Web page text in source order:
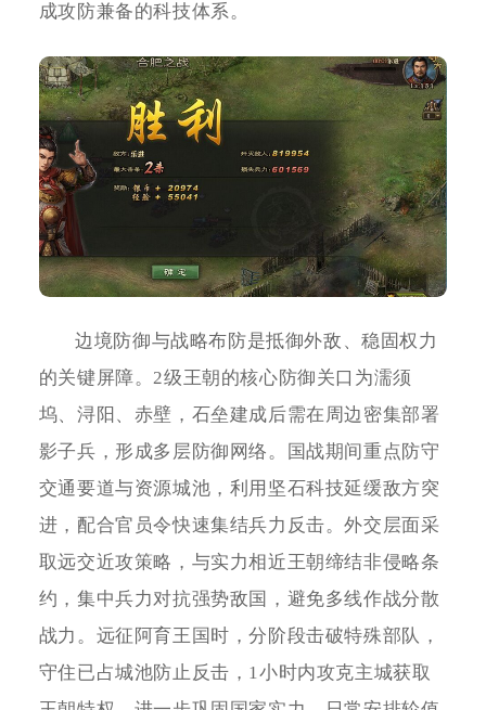
成攻防兼备的科技体系。
边境防御与战略布防是抵御外敌、稳固权力
的关键屏障。2级王朝的核心防御关口为濡须
坞、浔阳、赤壁，石垒建成后需在周边密集部署
影子兵，形成多层防御网络。国战期间重点防守
交通要道与资源城池，利用坚石科技延缓敌方突
进，配合官员令快速集结兵力反击。外交层面采
取远交近攻策略，与实力相近王朝缔结非侵略条
约，集中兵力对抗强势敌国，避免多线作战分散
战力。远征阿育王国时，分阶段击破特殊部队，
守住已占城池防止反击，1小时内攻克主城获取